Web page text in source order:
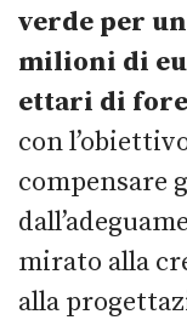
verde per
milioni di
ettari di
con
compensare
mirato alla
alla